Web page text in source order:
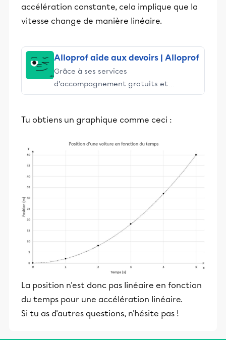
accélération constante, cela implique que la
vitesse change de manière linéaire.
Alloprof aide aux devoirs | Alloprof
Grâce à ses services
d’accompagnement gratuits et
stimulants, Alloprof engage les élèves
éducative.
Tu obtiens un graphique comme ceci :
La position n'est donc pas linéaire en fonction
du temps pour une accélération linéaire.
Si tu as d'autres questions, n'hésite pas !